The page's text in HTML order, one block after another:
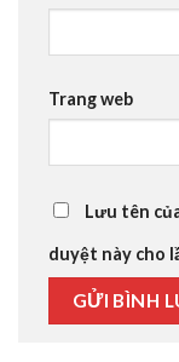
Trang web
Lưu tên
duyệt này cho